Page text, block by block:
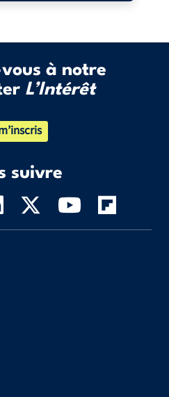
à notre
L’Intérêt
suivre